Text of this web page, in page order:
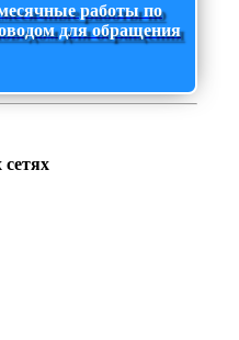
работы по
для обращения